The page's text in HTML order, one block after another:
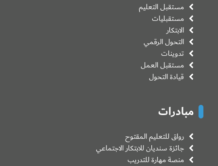
مستقبل التعليم
مستقبليات
الابتكار
التحول الرقمي
تدوينات
مستقبل العمل
قيادة التحول
مبادرات
رواق للتعليم المقتوح
جائزة سنديان للابتكار الاجتماعي
منصة مهارة للتدريب